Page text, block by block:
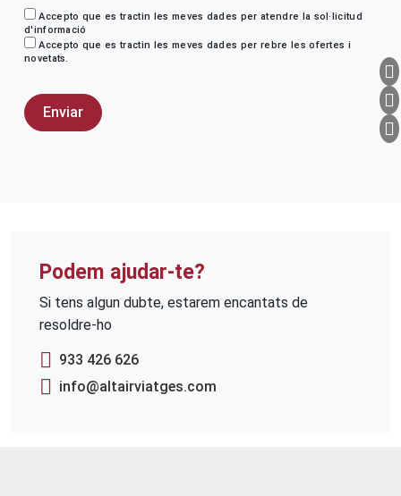
Accepto que es tractin les meves dades per atendre la sol·licitud
d'informació
Accepto que es tractin les meves dades per rebre les ofertes i
novetats.
Podem ajudar-te?
Si tens algun dubte, estarem encantats de
resoldre-ho
933 426 626
info@altairviatges.com